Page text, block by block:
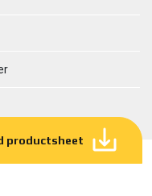
productsheet